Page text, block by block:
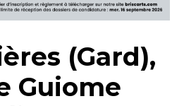
(Gard),
Guiome